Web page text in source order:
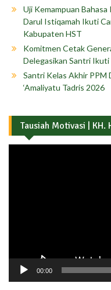
Uji Kemampuan
Darul Istiqamah Ikuti
Kabupaten HST
Komitmen Cetak
Delegasikan Santri
Santri Kelas Akhir PPM
‘Amaliyatu Tadris 2026
Tausiah Motivasi | KH.
00:00